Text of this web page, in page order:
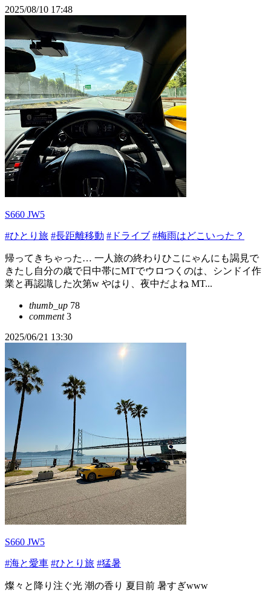
2025/08/10 17:48
S660 JW5
#ひとり旅 #長距離移動 #ドライブ #梅雨はどこいった？
帰ってきちゃった… 一人旅の終わりひこにゃんにも謁見で
きたし自分の歳で日中帯にMTでウロつくのは、シンドイ作
業と再認識した次第w やはり、夜中だよね MT...
thumb_up 78
comment3
2025/06/21 13:30
S660 JW5
#海と愛車 #ひとり旅 #猛暑
燦々と降り注ぐ光 潮の香り 夏目前 暑すぎwww